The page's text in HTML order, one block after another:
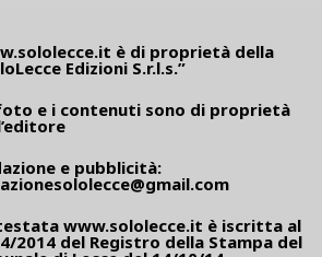
è di proprietà della
Edizioni S.r.l.s.”
e i contenuti sono di proprietà
e pubblicità:
www.sololecce.it è iscritta al
2014 del Registro della Stampa del